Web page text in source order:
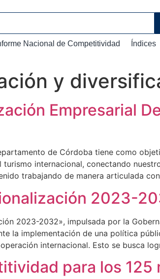
Nacional de Competitividad Índices
y
Empresarial
de Córdoba tiene como
internacional, conectando
trabajando de manera articulada
2023-
2023-2032», impulsada por la
la implementación de una política
internacional. Esto se busca
para los